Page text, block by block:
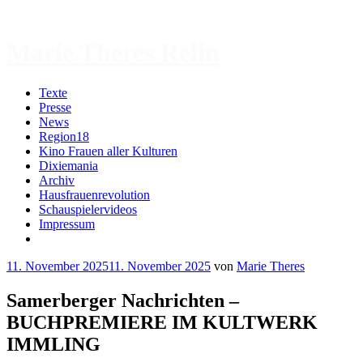
Texte
Presse
News
Region18
Kino Frauen aller Kulturen
Dixiemania
Archiv
Hausfrauenrevolution
Schauspielervideos
Impressum
11. November 202511. November 2025 von Marie Theres
Samerberger Nachrichten –
BUCHPREMIERE IM KULTWERK
IMMLING